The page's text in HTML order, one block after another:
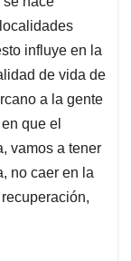
influye en la
de vida de
a la gente
que el
vamos a tener
no caer en la